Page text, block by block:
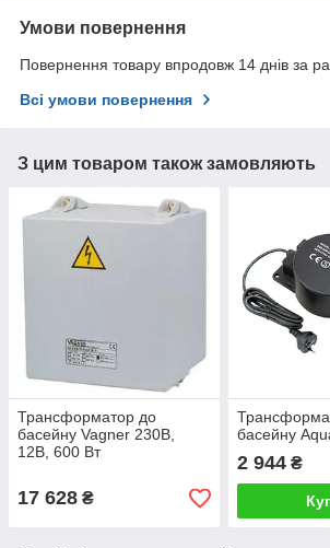
Умови повернення
Повернення товару впродовж 14 днів за
Всі умови повернення
З цим товаром також замовляють
Трансформатор до
басейну Vagner 230В,
12В, 600 Вт
17 628 ₴
басейну
2 944₴